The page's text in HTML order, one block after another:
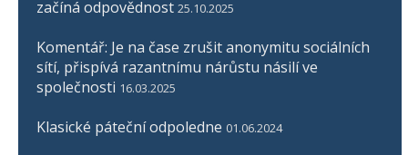
začíná odpovědnost 25.10.2025
Komentář: Je na čase zrušit anonymitu sociálních
sítí, přispívá razantnímu nárůstu násilí ve
společnosti 16.03.2025
Klasické páteční odpoledne 01.06.2024